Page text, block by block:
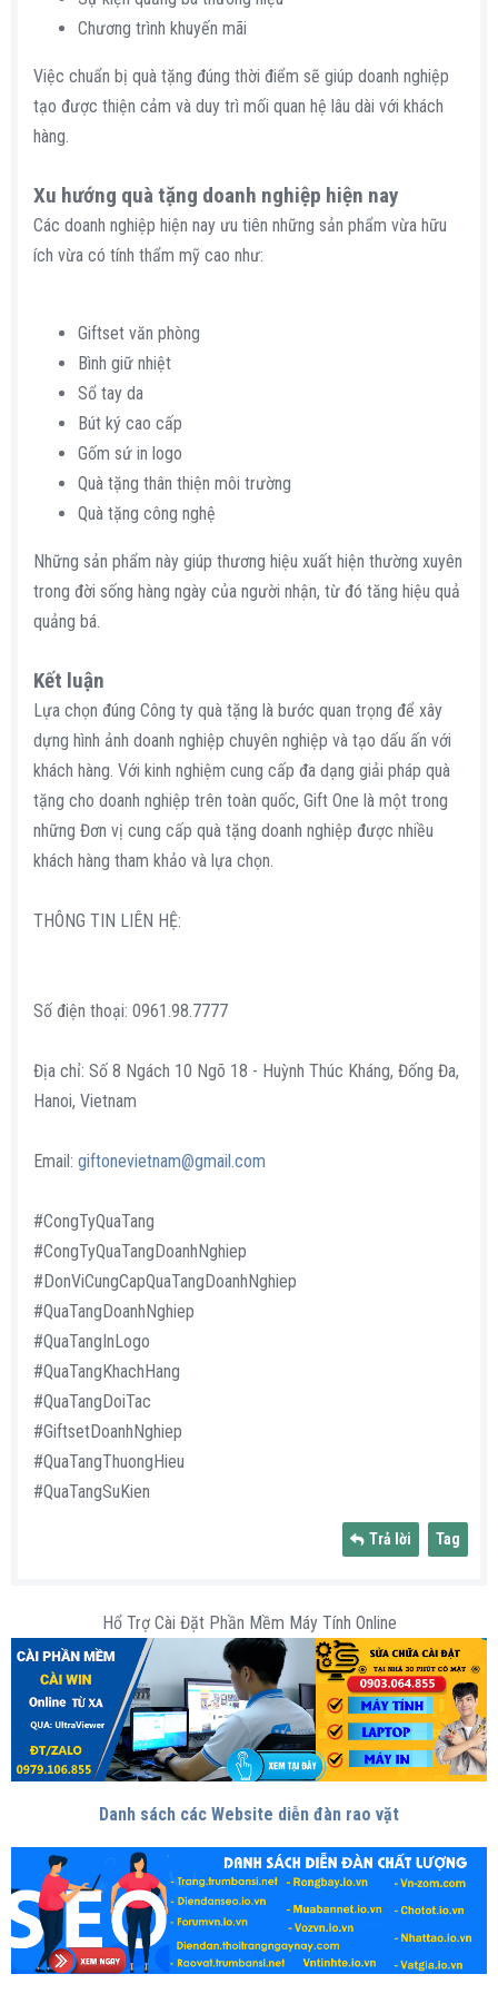
Chương trình khuyến mãi
Việc chuẩn bị quà tặng đúng thời điểm sẽ giúp doanh nghiệp
tạo được thiện cảm và duy trì mối quan hệ lâu dài với khách
hàng.
Xu hướng quà tặng doanh nghiệp hiện nay​
Các doanh nghiệp hiện nay ưu tiên những sản phẩm vừa hữu
ích vừa có tính thẩm mỹ cao như:
Giftset văn phòng
Bình giữ nhiệt
Sổ tay da
Bút ký cao cấp
Gốm sứ in logo
Quà tặng thân thiện môi trường
Quà tặng công nghệ
Những sản phẩm này giúp thương hiệu xuất hiện thường xuyên
trong đời sống hàng ngày của người nhận, từ đó tăng hiệu quả
quảng bá.
Kết luận​
Lựa chọn đúng Công ty quà tặng là bước quan trọng để xây
dựng hình ảnh doanh nghiệp chuyên nghiệp và tạo dấu ấn với
khách hàng. Với kinh nghiệm cung cấp đa dạng giải pháp quà
tặng cho doanh nghiệp trên toàn quốc, Gift One là một trong
những Đơn vị cung cấp quà tặng doanh nghiệp được nhiều
khách hàng tham khảo và lựa chọn.
THÔNG TIN LIÊN HỆ:
Số điện thoại: 0961.98.7777
Địa chỉ: Số 8 Ngách 10 Ngõ 18 - Huỳnh Thúc Kháng, Đống Đa,
Hanoi, Vietnam
Email: giftonevietnam@gmail.com
#CongTyQuaTang
#CongTyQuaTangDoanhNghiep
#DonViCungCapQuaTangDoanhNghiep
#QuaTangDoanhNghiep
#QuaTangInLogo
#QuaTangKhachHang
#QuaTangDoiTac
#GiftsetDoanhNghiep
#QuaTangThuongHieu
#QuaTangSuKien
Trả lời Tag
Hổ Trợ Cài Đặt Phần Mềm Máy Tính Online
Danh sách các Website diễn đàn rao vặt